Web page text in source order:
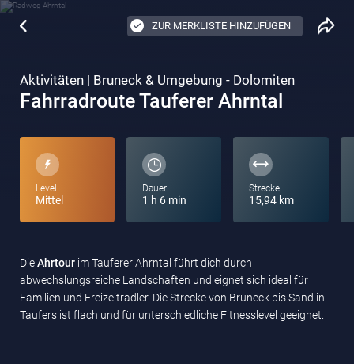
ZUR MERKLISTE HINZUFÜGEN
Aktivitäten | Bruneck & Umgebung - Dolomiten
Fahrradroute Tauferer Ahrntal
Level
Mittel
Dauer
1 h 6 min
Strecke
15,94 km
DieAhrtour im Tauferer Ahrntal führt dich durch
abwechslungsreiche Landschaften und eignet sich ideal für
Familien und Freizeitradler. Die Strecke von Bruneck bis Sand in
Taufers ist flach und für unterschiedliche Fitnesslevel geeignet.